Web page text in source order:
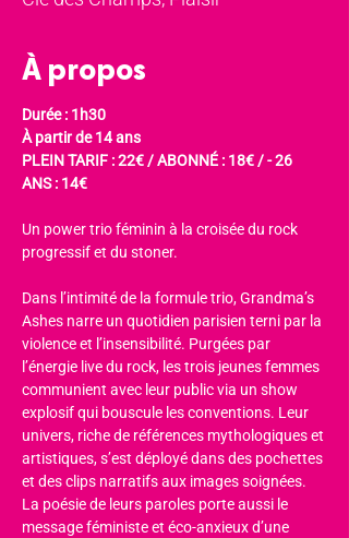
À propos
Durée : 1h30
À partir de 14 ans
PLEIN TARIF : 22€ / ABONNÉ : 18€ / - 26
ANS : 14€
Un power trio féminin à la croisée du rock
progressif et du stoner.
Dans l’intimité de la formule trio, Grandma’s
Ashes narre un quotidien parisien terni par la
violence et l’insensibilité. Purgées par
l’énergie live du rock, les trois jeunes femmes
communient avec leur public via un show
explosif qui bouscule les conventions. Leur
univers, riche de références mythologiques et
artistiques, s’est déployé dans des pochettes
et des clips narratifs aux images soignées.
La poésie de leurs paroles porte aussi le
message féministe et éco-anxieux d’une